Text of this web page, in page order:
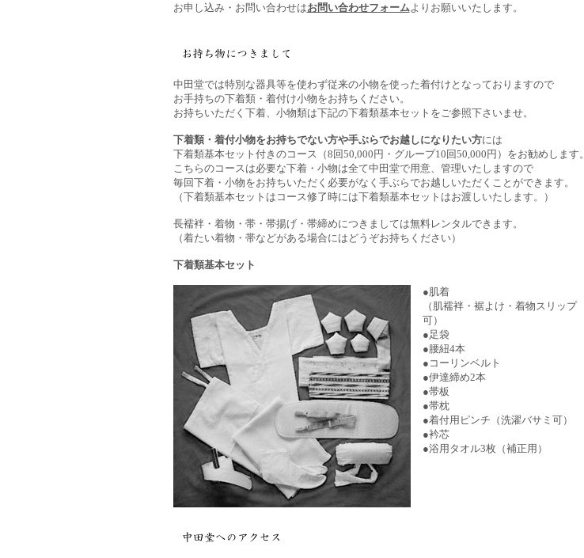
お申し込み・お問い合わせはお問い合わせフォームよりお願いいたします。
中田堂では特別な器具等を使わず従来の小物を使った着付けとなっておりますので
お手持ちの下着類・着付け小物をお持ちください。
お持ちいただく下着、小物類は下記の下着類基本セットをご参照下さいませ。
下着類・着付小物をお持ちでない方や手ぶらでお越しになりたい方には
下着類基本セット付きのコース（8回50,000円・グループ10回50,000円）をお勧めします。
こちらのコースは必要な下着・小物は全て中田堂で用意、管理いたしますので
毎回下着・小物をお持ちいただく必要がなく手ぶらでお越しいただくことができます。
（下着類基本セットはコース修了時には下着類基本セットはお渡しいたします。）
長襦袢・着物・帯・帯揚げ・帯締めにつきましては無料レンタルできます。
（着たい着物・帯などがある場合にはどうぞお持ちください）
下着類基本セット
●肌着
（肌襦袢・裾よけ・着物スリップ
可）
●足袋
●腰紐4本
●コーリンベルト
●伊達締め2本
●帯板
●帯枕
●着付用ピンチ（洗濯バサミ可）
●衿芯
●浴用タオル3枚（補正用）